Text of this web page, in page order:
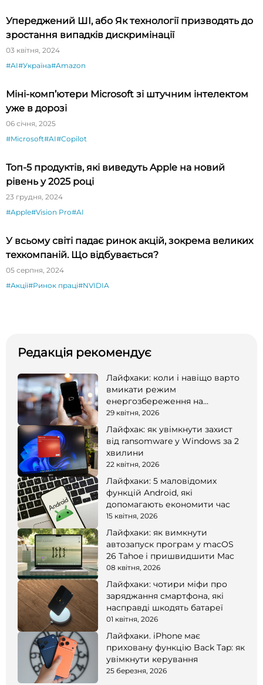
Упереджений ШІ, або Як технології призводять до
зростання випадків дискримінації
03 квітня, 2024
#AI#Україна#Amazon
Міні-комп’ютери Microsoft зі штучним інтелектом
уже в дорозі
06 січня, 2025
#Microsoft#AI#Copilot
Топ-5 продуктів, які виведуть Apple на новий
рівень у 2025 році
23 грудня, 2024
#Apple#Vision Pro#AI
У всьому світі падає ринок акцій, зокрема великих
техкомпаній. Що відбувається?
05 серпня, 2024
#Акції#Ринок праці#NVIDIA
Редакція рекомендує
Лайфхаки: коли і навіщо варто
вмикати режим
енергозбереження на
смартфоні
29 квітня, 2026
Лайфхак: як увімкнути захист
від ransomware у Windows за 2
хвилини
22 квітня, 2026
Лайфхаки: 5 маловідомих
функцій Android, які
допомагають економити час
15 квітня, 2026
Лайфхаки: як вимкнути
автозапуск програм у macOS
26 Tahoe і пришвидшити Mac
08 квітня, 2026
Лайфхаки: чотири міфи про
заряджання смартфона, які
насправді шкодять батареї
01 квітня, 2026
Лайфхаки. iPhone має
приховану функцію Back Tap: як
увімкнути керування
25 березня, 2026